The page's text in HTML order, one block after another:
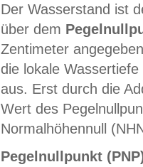
Der Wasserstand ist
über dem
Zentimeter
die lokale
aus. Erst durch die
Wert des
Normalhöhennull
Pegelnullpunkt